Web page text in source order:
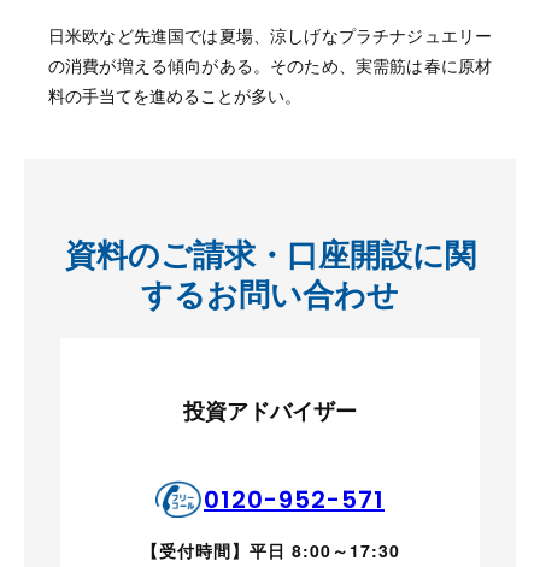
日米欧など先進国では夏場、涼しげなプラチナジュエリー
の消費が増える傾向がある。そのため、実需筋は春に原材
料の手当てを進めることが多い。
資料のご請求・口座開設に関
するお問い合わせ
投資アドバイザー
0120-952-571
【受付時間】平日 8:00～17:30